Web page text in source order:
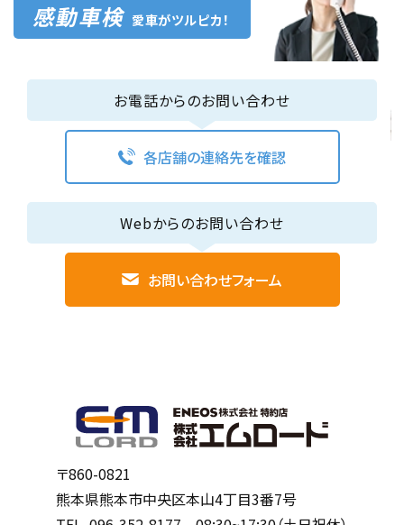
感動車検 愛車がツルピカ！
お電話からのお問い合わせ
各店舗の連絡先を確認
Webからのお問い合わせ
お問い合わせフォーム
〒860-0821
熊本県熊本市中央区本山4丁目3番7号